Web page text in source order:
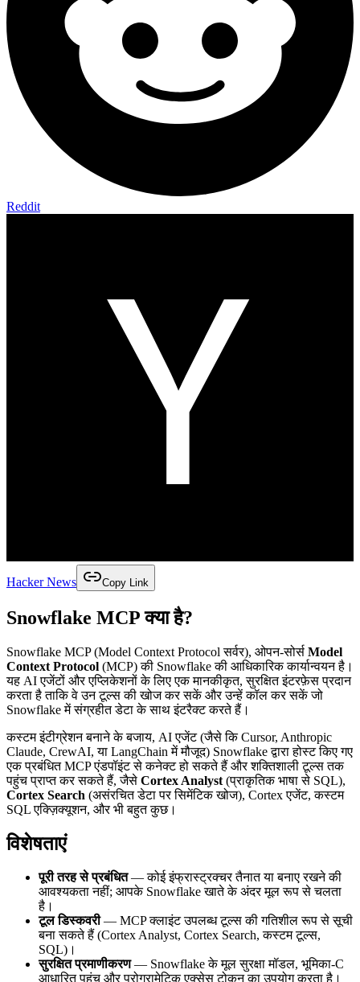
Reddit
Hacker News Copy Link
Snowflake MCP क्या है?
Snowflake MCP (Model Context Protocol सर्वर), ओपन-सोर्स Model
Context Protocol (MCP) की Snowflake की आधिकारिक कार्यान्वयन है।
यह AI एजेंटों और एप्लिकेशनों के लिए एक मानकीकृत, सुरक्षित इंटरफ़ेस प्रदान
करता है ताकि वे उन टूल्स की खोज कर सकें और उन्हें कॉल कर सकें जो
Snowflake में संग्रहीत डेटा के साथ इंटरैक्ट करते हैं।
कस्टम इंटीग्रेशन बनाने के बजाय, AI एजेंट (जैसे कि Cursor, Anthropic
Claude, CrewAI, या LangChain में मौजूद) Snowflake द्वारा होस्ट किए गए
एक प्रबंधित MCP एंडपॉइंट से कनेक्ट हो सकते हैं और शक्तिशाली टूल्स तक
पहुंच प्राप्त कर सकते हैं, जैसे Cortex Analyst (प्राकृतिक भाषा से SQL),
Cortex Search (असंरचित डेटा पर सिमेंटिक खोज), Cortex एजेंट, कस्टम
SQL एक्ज़िक्यूशन, और भी बहुत कुछ।
विशेषताएं
पूरी तरह से प्रबंधित— कोई इंफ्रास्ट्रक्चर तैनात या बनाए रखने की
आवश्यकता नहीं; आपके Snowflake खाते के अंदर मूल रूप से चलता
है।
टूल डिस्कवरी— MCP क्लाइंट उपलब्ध टूल्स की गतिशील रूप से सूची
बना सकते हैं (Cortex Analyst, Cortex Search, कस्टम टूल्स,
SQL)।
सुरक्षित प्रमाणीकरण— Snowflake के मूल सुरक्षा मॉडल, भूमिका-C
आधारित पहुंच और प्रोग्रामेटिक एक्सेस टोकन का उपयोग करता है।